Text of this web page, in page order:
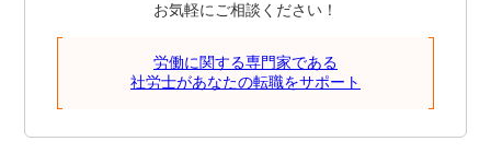
お気軽にご相談ください！
労働に関する専門家である
社労士があなたの転職をサポート